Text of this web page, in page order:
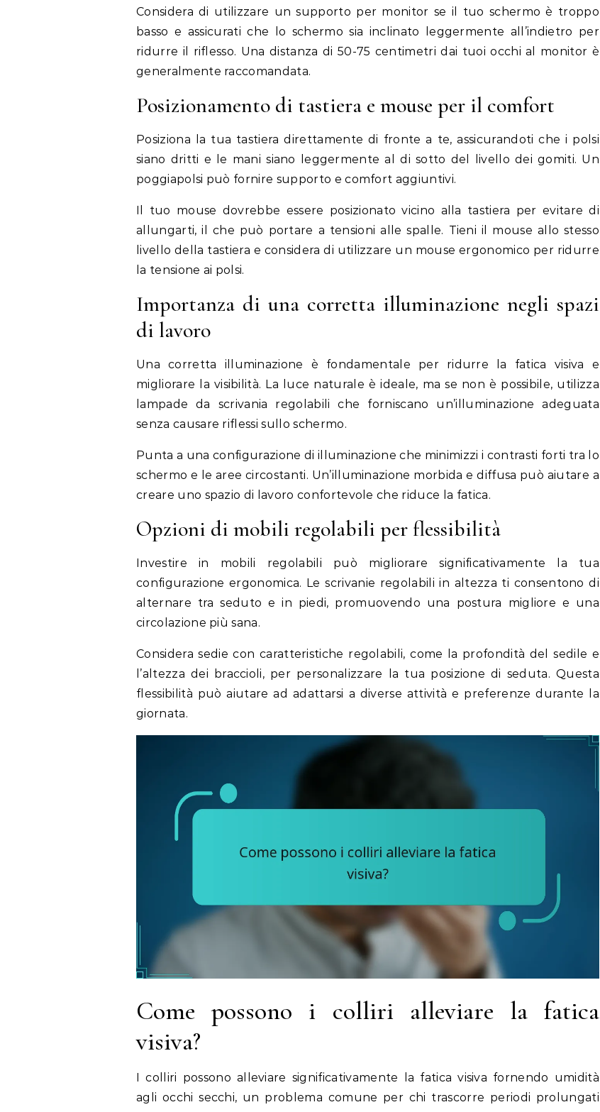
Considera di utilizzare un supporto per monitor se il tuo schermo è troppo
basso e assicurati che lo schermo sia inclinato leggermente all’indietro per
ridurre il riflesso. Una distanza di 50-75 centimetri dai tuoi occhi al monitor è
generalmente raccomandata.
Posizionamento di tastiera e mouse per il comfort
Posiziona la tua tastiera direttamente di fronte a te, assicurandoti che i polsi
siano dritti e le mani siano leggermente al di sotto del livello dei gomiti. Un
poggiapolsi può fornire supporto e comfort aggiuntivi.
Il tuo mouse dovrebbe essere posizionato vicino alla tastiera per evitare di
allungarti, il che può portare a tensioni alle spalle. Tieni il mouse allo stesso
livello della tastiera e considera di utilizzare un mouse ergonomico per ridurre
la tensione ai polsi.
Importanza di una corretta illuminazione negli spazi
di lavoro
Una corretta illuminazione è fondamentale per ridurre la fatica visiva e
migliorare la visibilità. La luce naturale è ideale, ma se non è possibile, utilizza
lampade da scrivania regolabili che forniscano un’illuminazione adeguata
senza causare riflessi sullo schermo.
Punta a una configurazione di illuminazione che minimizzi i contrasti forti tra lo
schermo e le aree circostanti. Un’illuminazione morbida e diffusa può aiutare a
creare uno spazio di lavoro confortevole che riduce la fatica.
Opzioni di mobili regolabili per flessibilità
Investire in mobili regolabili può migliorare significativamente la tua
configurazione ergonomica. Le scrivanie regolabili in altezza ti consentono di
alternare tra seduto e in piedi, promuovendo una postura migliore e una
circolazione più sana.
Considera sedie con caratteristiche regolabili, come la profondità del sedile e
l’altezza dei braccioli, per personalizzare la tua posizione di seduta. Questa
flessibilità può aiutare ad adattarsi a diverse attività e preferenze durante la
giornata.
Come possono i colliri alleviare la fatica
visiva?
I colliri possono alleviare significativamente la fatica visiva fornendo umidità
agli occhi secchi, un problema comune per chi trascorre periodi prolungati